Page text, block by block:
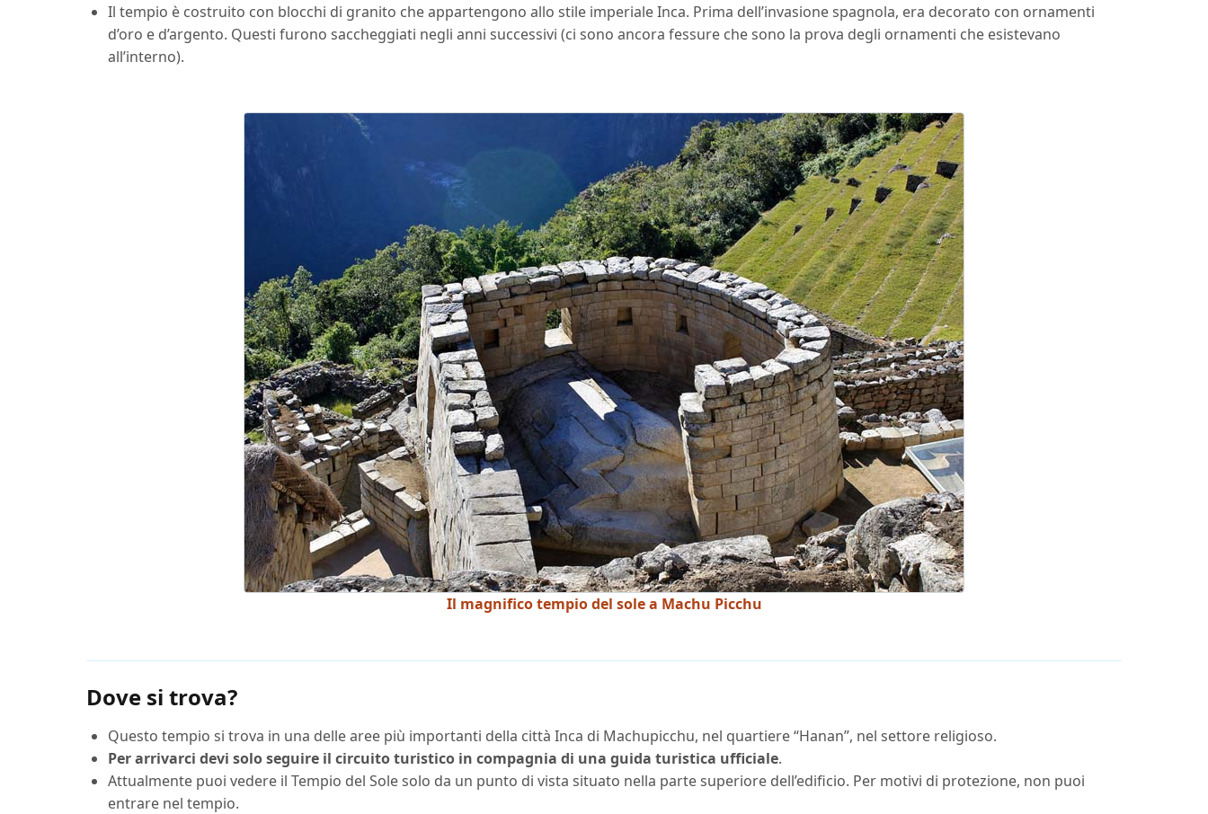
Il tempio è costruito con blocchi di granito che appartengono allo stile imperiale Inca. Prima dell’invasione spagnola, era decorato con ornamenti
d’oro e d’argento. Questi furono saccheggiati negli anni successivi (ci sono ancora fessure che sono la prova degli ornamenti che esistevano
all’interno).
Il magnifico tempio del sole a Machu Picchu
Dove si trova?
Questo tempio si trova in una delle aree più importanti della città Inca di Machupicchu, nel quartiere “Hanan”, nel settore religioso.
Per arrivarci devi solo seguire il circuito turistico in compagnia di una guida turistica ufficiale.
Attualmente puoi vedere il Tempio del Sole solo da un punto di vista situato nella parte superiore dell’edificio. Per motivi di protezione, non puoi
entrare nel tempio.